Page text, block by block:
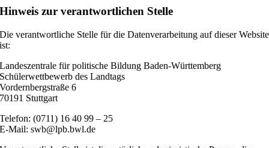
Hinweis zur verantwortlichen Stelle
Die verantwortliche Stelle für die Datenverarbeitung auf dieser Website
ist:
Landeszentrale für politische Bildung Baden-Württemberg
Schülerwettbewerb des Landtags
Vordernbergstraße 6
70191 Stuttgart
Telefon: (0711) 16 40 99 – 25
E-Mail: swb@lpb.bwl.de